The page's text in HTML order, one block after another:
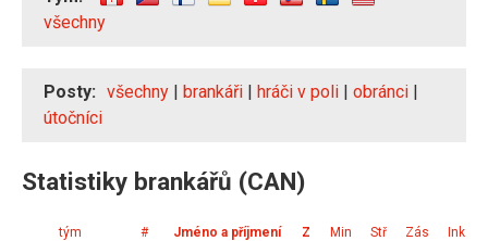
všechny
Posty: všechny | brankáři | hráči v poli | obránci |
útočníci
Statistiky brankářů (CAN)
tým # Jméno a příjmení Z Min Stř Zás Ink